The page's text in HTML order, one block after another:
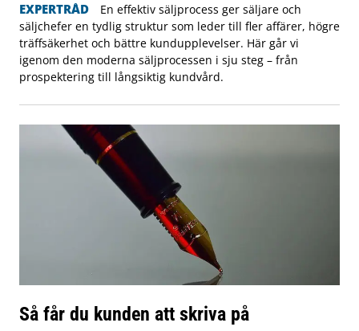
EXPERTRÅD
En effektiv säljprocess ger säljare och
säljchefer en tydlig struktur som leder till fler affärer, högre
träffsäkerhet och bättre kundupplevelser. Här går vi
igenom den moderna säljprocessen i sju steg – från
prospektering till långsiktig kundvård.
Så får du kunden att skriva på